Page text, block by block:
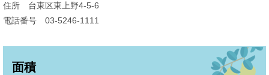
住所 台東区東上野4-5-6
電話番号 03-5246-1111
面積